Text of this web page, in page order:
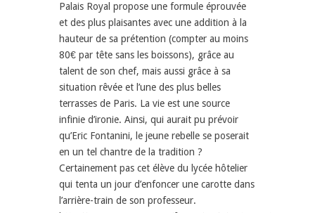
Palais Royal propose une formule éprouvée
et des plus plaisantes avec une addition à la
hauteur de sa prétention (compter au moins
80€ par tête sans les boissons), grâce au
talent de son chef, mais aussi grâce à sa
situation rêvée et l’une des plus belles
terrasses de Paris. La vie est une source
infinie d’ironie. Ainsi, qui aurait pu prévoir
qu’Eric Fontanini, le jeune rebelle se poserait
en un tel chantre de la tradition ?
Certainement pas cet élève du lycée hôtelier
qui tenta un jour d’enfoncer une carotte dans
l’arrière-train de son professeur.